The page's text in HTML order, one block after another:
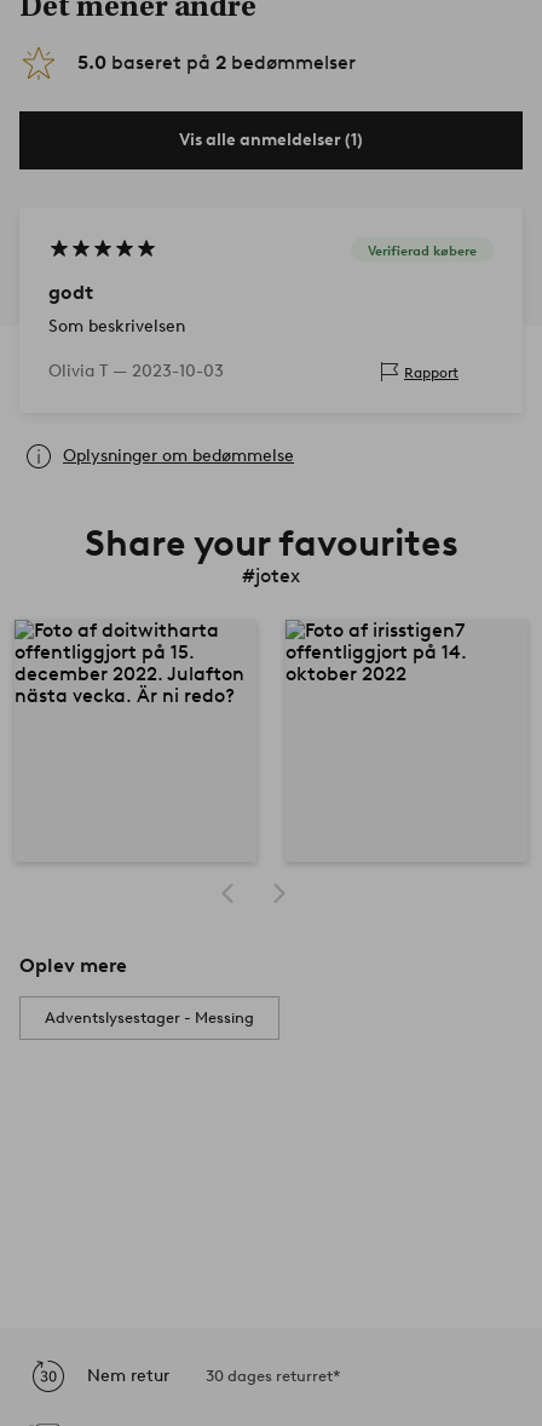
5.0 baseret på 2 bedømmelser
Vis alle anmeldelser (1)
Verifierad købere
godt
Som beskrivelsen
Olivia T — 2023-10-03 Rapport
Oplysninger om bedømmelse
Share your favourites
#jotex
Oplev mere
Adventslysestager - Messing
Nem retur 30 dages returret*